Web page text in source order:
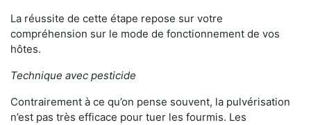
La réussite de cette étape repose sur votre
compréhension sur le mode de fonctionnement de vos
hôtes.
Technique avec pesticide
Contrairement à ce qu’on pense souvent, la pulvérisation
n’est pas très efficace pour tuer les fourmis. Les